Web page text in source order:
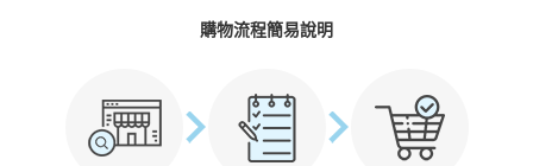
購物流程簡易說明